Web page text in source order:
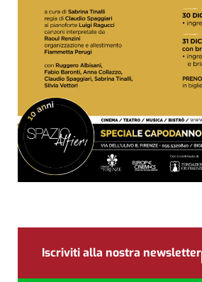
Iscriviti alla nostra newsletter